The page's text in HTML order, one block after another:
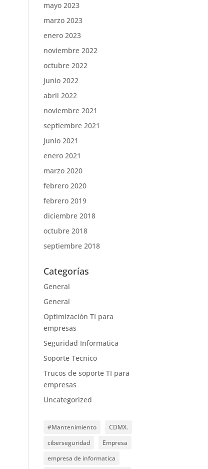
mayo 2023
marzo 2023
enero 2023
noviembre 2022
octubre 2022
junio 2022
abril 2022
noviembre 2021
septiembre 2021
junio 2021
enero 2021
marzo 2020
febrero 2020
febrero 2019
diciembre 2018
octubre 2018
septiembre 2018
Categorías
General
General
Optimización TI para
empresas
Seguridad Informatica
Soporte Tecnico
Trucos de soporte TI para
empresas
Uncategorized
#Mantenimiento
CDMX.
ciberseguridad
Empresa
empresa de informatica